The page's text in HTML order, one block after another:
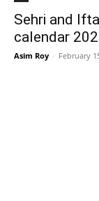
Sehri and
calendar
Asim Roy - February